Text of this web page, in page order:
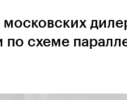
московских
схеме